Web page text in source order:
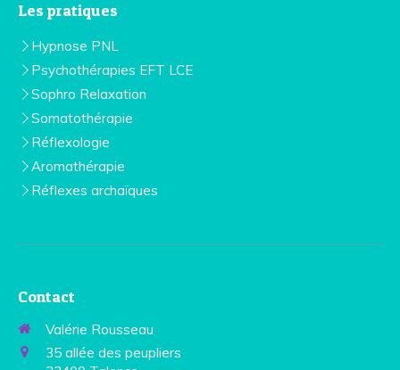
Les pratiques
Hypnose PNL
Psychothérapies EFT LCE
Sophro Relaxation
Somatothérapie
Réflexologie
Aromathérapie
Réflexes archaïques
Contact
Valérie Rousseau
35 allée des peupliers